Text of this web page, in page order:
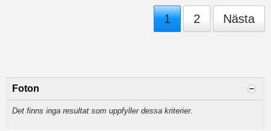
1 2 Nästa
Foton
Det finns inga resultat som uppfyller dessa kriterier.